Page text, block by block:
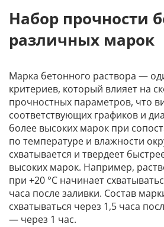
Набор прочности
различных марок
Марка бетонного раствора —
критериев, который влияет на
прочностных параметров, что
соответствующих графиков и
более высоких марок при
по температуре и влажности
схватывается и твердеет
высоких марок. Например,
при +20 °C начинает
часа после заливки. Состав
схватываться через 1,5 часа
— через 1 час.